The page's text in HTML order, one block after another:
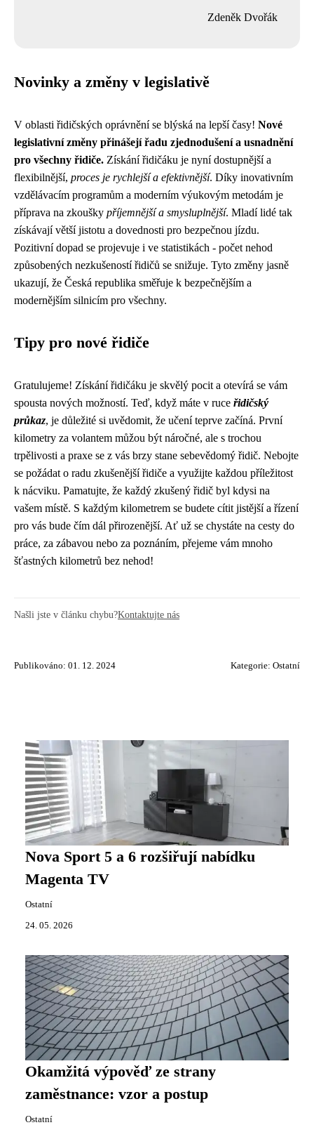
Zdeněk Dvořák
Novinky a změny v legislativě
V oblasti řidičských oprávnění se blýská na lepší časy! Nové
legislativní změny přinášejí řadu zjednodušení a usnadnění
pro všechny řidiče. Získání řidičáku je nyní dostupnější a
flexibilnější, proces je rychlejší a efektivnější. Díky inovativním
vzdělávacím programům a moderním výukovým metodám je
příprava na zkoušky příjemnější a smysluplnější. Mladí lidé tak
získávají větší jistotu a dovednosti pro bezpečnou jízdu.
Pozitivní dopad se projevuje i ve statistikách - počet nehod
způsobených nezkušeností řidičů se snižuje. Tyto změny jasně
ukazují, že Česká republika směřuje k bezpečnějším a
modernějším silnicím pro všechny.
Tipy pro nové řidiče
Gratulujeme! Získání řidičáku je skvělý pocit a otevírá se vám
spousta nových možností. Teď, když máte v ruce řidičský
průkaz, je důležité si uvědomit, že učení teprve začíná. První
kilometry za volantem můžou být náročné, ale s trochou
trpělivosti a praxe se z vás brzy stane sebevědomý řidič. Nebojte
se požádat o radu zkušenější řidiče a využijte každou příležitost
k nácviku. Pamatujte, že každý zkušený řidič byl kdysi na
vašem místě. S každým kilometrem se budete cítit jistější a řízení
pro vás bude čím dál přirozenější. Ať už se chystáte na cesty do
práce, za zábavou nebo za poznáním, přejeme vám mnoho
šťastných kilometrů bez nehod!
Našli jste v článku chybu?Kontaktujte nás
Publikováno: 01. 12. 2024 Kategorie: Ostatní
Nova Sport 5 a 6 rozšiřují nabídku
Magenta TV
Ostatní
24. 05. 2026
Okamžitá výpověď ze strany
zaměstnance: vzor a postup
Ostatní